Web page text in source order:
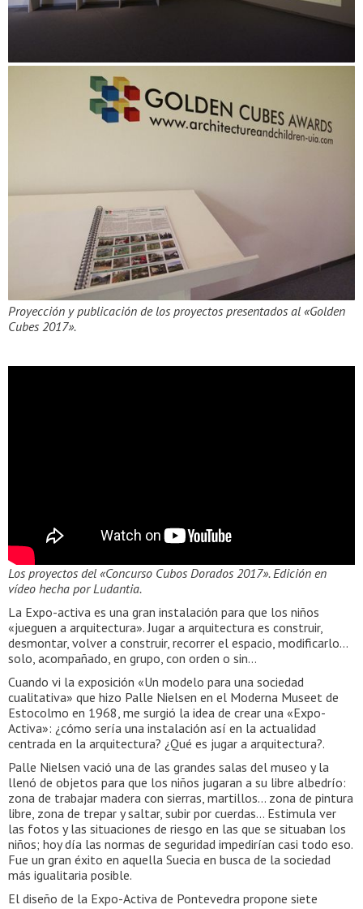
Proyección y publicación de los proyectos presentados al «Golden
Cubes 2017».
Los proyectos del «Concurso Cubos Dorados 2017». Edición en
vídeo hecha por Ludantia.
La Expo-activa es una gran instalación para que los niños
«jueguen a arquitectura». Jugar a arquitectura es construir,
desmontar, volver a construir, recorrer el espacio, modificarlo…
solo, acompañado, en grupo, con orden o sin…
Cuando vi la exposición «Un modelo para una sociedad
cualitativa» que hizo Palle Nielsen en el Moderna Museet de
Estocolmo en 1968, me surgió la idea de crear una «Expo-
Activa»: ¿cómo sería una instalación así en la actualidad
centrada en la arquitectura? ¿Qué es jugar a arquitectura?.
Palle Nielsen vació una de las grandes salas del museo y la
llenó de objetos para que los niños jugaran a su libre albedrío:
zona de trabajar madera con sierras, martillos… zona de pintura
libre, zona de trepar y saltar, subir por cuerdas… Estimula ver
las fotos y las situaciones de riesgo en las que se situaban los
niños; hoy día las normas de seguridad impedirían casi todo eso.
Fue un gran éxito en aquella Suecia en busca de la sociedad
más igualitaria posible.
El diseño de la Expo-Activa de Pontevedra propone siete